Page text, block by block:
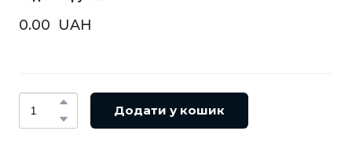
0.00  UAH
Додати у кошик